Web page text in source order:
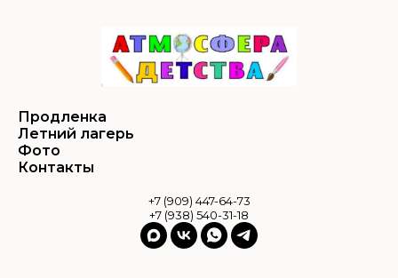
Продленка
Летний лагерь
Фото
Контакты
+7 (909) 447-64-73
+7 (938) 540-31-18